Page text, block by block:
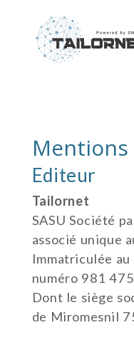
Mentions
Editeur
Tailornet
SASU Société
associé unique
Immatriculée au
numéro 981
Dont le siège
de Miromesnil